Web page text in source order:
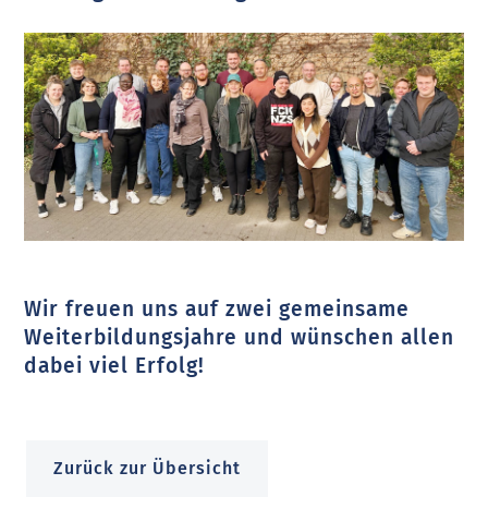
Wir freuen uns auf zwei gemeinsame
Weiterbildungsjahre und wünschen allen
dabei viel Erfolg!
Zurück zur Übersicht